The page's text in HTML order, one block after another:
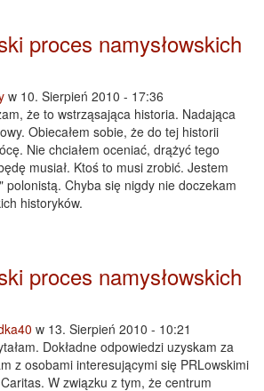
proces namysłowskich
w 10. Sierpień 2010 - 17:36
że to wstrząsająca historia. Nadająca
Obiecałem sobie, że do tej historii
Nie chciałem oceniać, drążyć tego
musiał. Ktoś to musi zrobić. Jestem
polonistą. Chyba się nigdy nie doczekam
historyków.
proces namysłowskich
w 13. Sierpień 2010 - 10:21
Dokładne odpowiedzi uzyskam za
z osobami interesującymi się PRLowskimi
W związku z tym, że centrum